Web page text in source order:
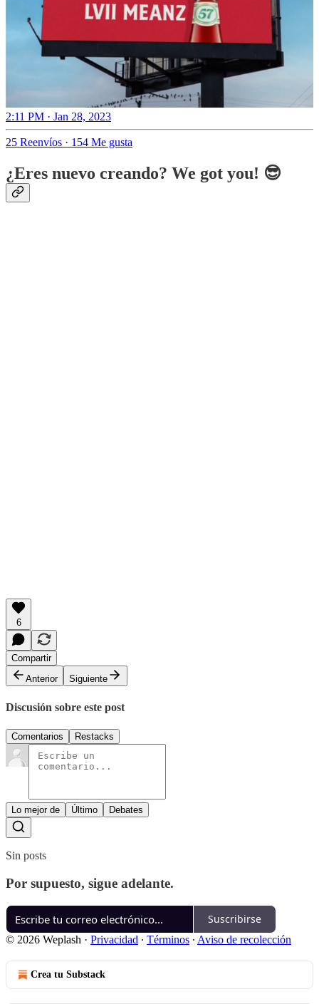
2:11 PM · Jan 28, 2023
25 Reenvíos · 154 Me gusta
¿Eres nuevo creando? We got you! 😎
6
Compartir
Anterior
Siguiente
Discusión sobre este post
Comentarios Restacks
Lo mejor de Último Debates
Sin posts
Por supuesto, sigue adelante.
Suscribirse
© 2026 Weplash · Privacidad ∙ Términos ∙ Aviso de recolección
Crea tu Substack